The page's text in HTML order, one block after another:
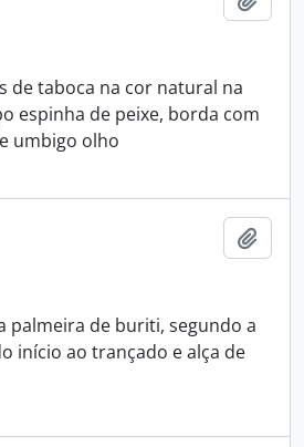
de taboca na cor natural na
espinha de peixe, borda com
umbigo olho
palmeira de buriti, segundo a
início ao trançado e alça de